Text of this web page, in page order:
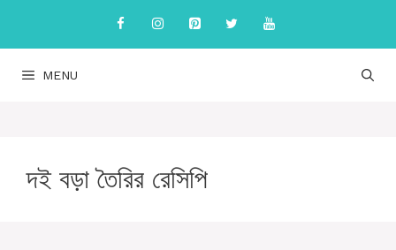
content
MENU
দই বড়া তৈরির রেসিপি